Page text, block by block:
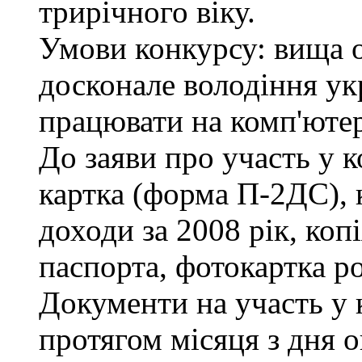
трирічного віку.
Умови конкурсу: вища
досконале володіння
працювати на
До заяви про участь у
картка (форма П-2ДС),
доходи за 2008 рік,
паспорта, фотокартка
Документи на участь у
протягом місяця з дня